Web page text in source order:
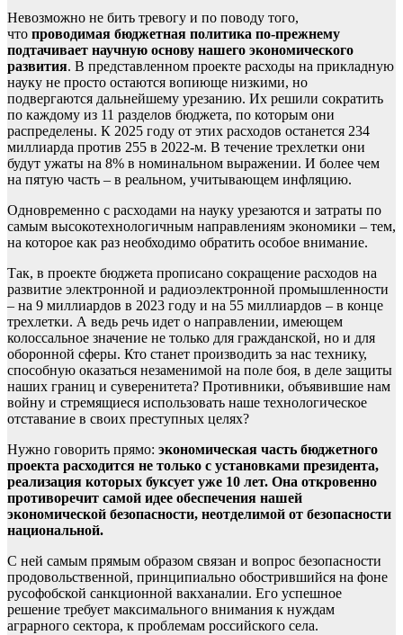
Невозможно не бить тревогу и по поводу того,
что проводимая бюджетная политика по-прежнему
подтачивает научную основу нашего экономического
развития. В представленном проекте расходы на прикладную
науку не просто остаются вопиюще низкими, но
подвергаются дальнейшему урезанию. Их решили сократить
по каждому из 11 разделов бюджета, по которым они
распределены. К 2025 году от этих расходов останется 234
миллиарда против 255 в 2022-м. В течение трехлетки они
будут ужаты на 8% в номинальном выражении. И более чем
на пятую часть – в реальном, учитывающем инфляцию.
Одновременно с расходами на науку урезаются и затраты по
самым высокотехнологичным направлениям экономики – тем,
на которое как раз необходимо обратить особое внимание.
Так, в проекте бюджета прописано сокращение расходов на
развитие электронной и радиоэлектронной промышленности
– на 9 миллиардов в 2023 году и на 55 миллиардов – в конце
трехлетки. А ведь речь идет о направлении, имеющем
колоссальное значение не только для гражданской, но и для
оборонной сферы. Кто станет производить за нас технику,
способную оказаться незаменимой на поле боя, в деле защиты
наших границ и суверенитета? Противники, объявившие нам
войну и стремящиеся использовать наше технологическое
отставание в своих преступных целях?
Нужно говорить прямо: экономическая часть бюджетного
проекта расходится не только с установками президента,
реализация которых буксует уже 10 лет. Она откровенно
противоречит самой идее обеспечения нашей
экономической безопасности, неотделимой от безопасности
национальной.
С ней самым прямым образом связан и вопрос безопасности
продовольственной, принципиально обострившийся на фоне
русофобской санкционной вакханалии. Его успешное
решение требует максимального внимания к нуждам
аграрного сектора, к проблемам российского села.